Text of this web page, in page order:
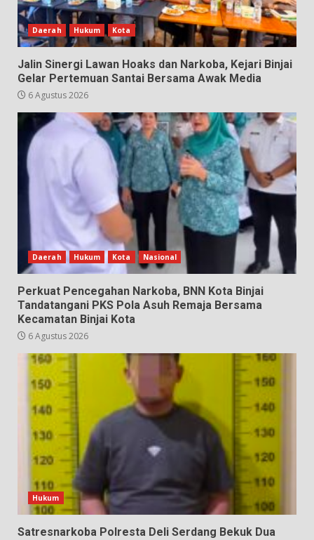
Daerah Hukum Kota
Jalin Sinergi Lawan Hoaks dan Narkoba, Kejari Binjai
Gelar Pertemuan Santai Bersama Awak Media
6 Agustus 2026
Daerah Hukum Kota Nasional
Perkuat Pencegahan Narkoba, BNN Kota Binjai
Tandatangani PKS Pola Asuh Remaja Bersama
Kecamatan Binjai Kota
6 Agustus 2026
Hukum
Satresnarkoba Polresta Deli Serdang Bekuk Dua